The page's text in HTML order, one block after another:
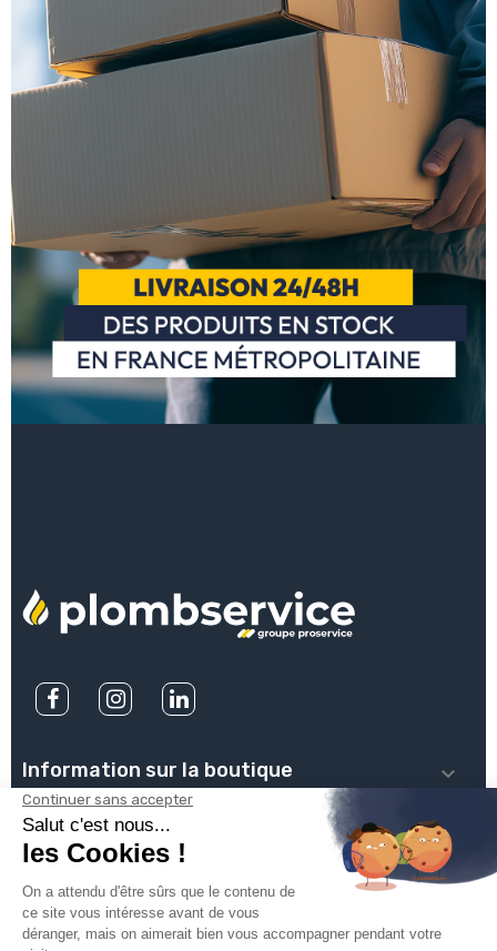
Information sur la boutique 
PLOMBSERVICE 
INFOS PRATIQUES 
VOTRE COMPTE 